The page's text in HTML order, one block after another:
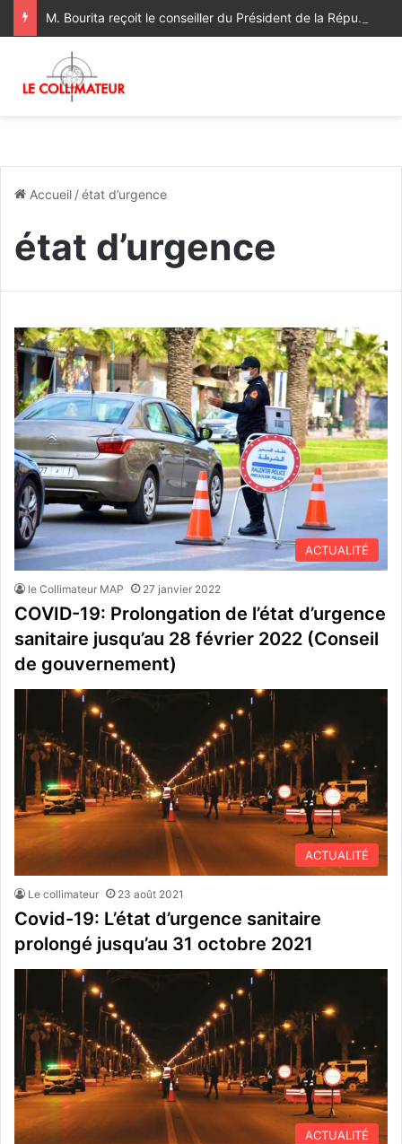
M. Bourita reçoit le conseiller du Président de la République de Roumanie, porteur d’un message adressé à SM le Roi
Accueil /état d’urgence
état d’urgence
ACTUALITÉ
le Collimateur MAP 27 janvier 2022
COVID-19: Prolongation de l’état d’urgence
sanitaire jusqu’au 28 février 2022 (Conseil
de gouvernement)
ACTUALITÉ
Le collimateur 23 août 2021
Covid-19: L’état d’urgence sanitaire
prolongé jusqu’au 31 octobre 2021
ACTUALITÉ